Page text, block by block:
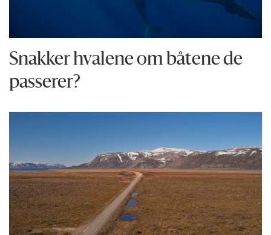
Snakker hvalene om båtene de
passerer?